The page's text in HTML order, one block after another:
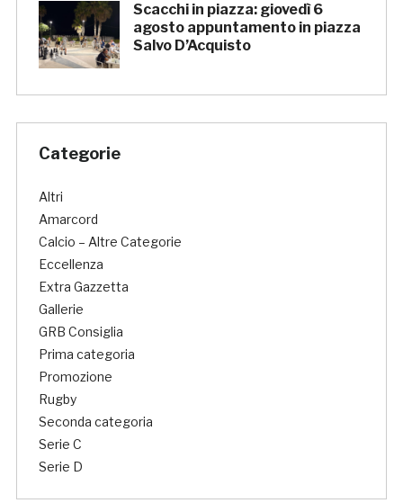
Scacchi in piazza: giovedì 6
agosto appuntamento in piazza
Salvo D’Acquisto
Categorie
Altri
Amarcord
Calcio – Altre Categorie
Eccellenza
Extra Gazzetta
Gallerie
GRB Consiglia
Prima categoria
Promozione
Rugby
Seconda categoria
Serie C
Serie D